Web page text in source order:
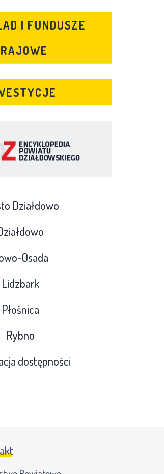
I FUNDUSZE
Działdowo
Osada
Lidzbark
Płośnica
Rybno
dostępności